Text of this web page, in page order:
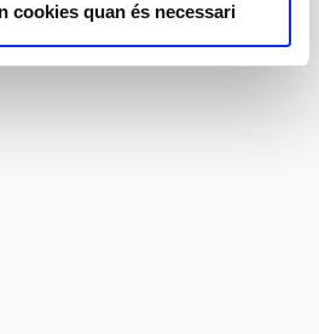
cookies quan és necessari